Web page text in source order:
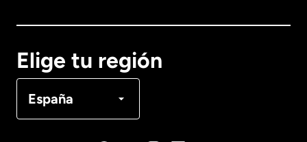
Elige tu región
España
Français